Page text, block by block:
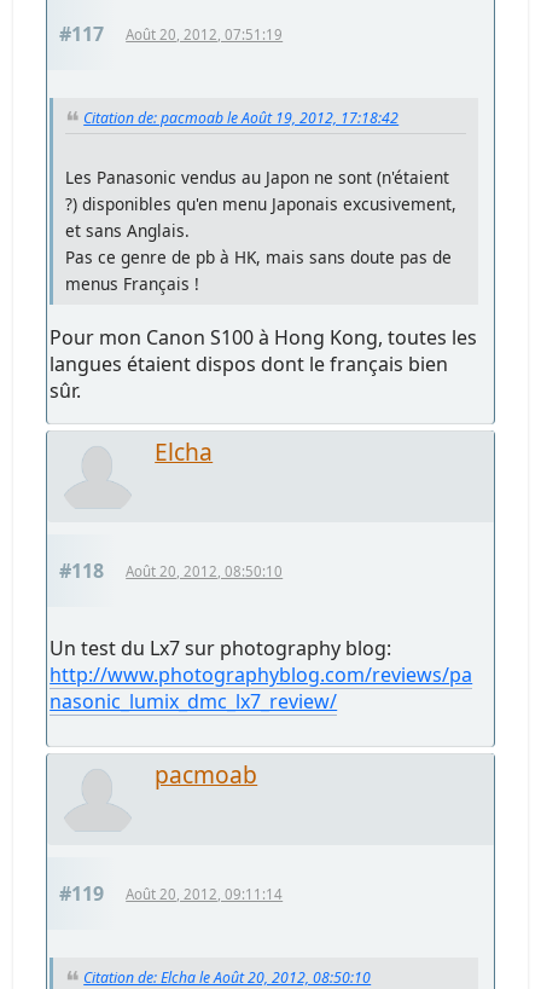
#117 Août 20, 2012, 07:51:19
Citation de: pacmoab le Août 19, 2012, 17:18:42
Les Panasonic vendus au Japon ne sont (n'étaient
?) disponibles qu'en menu Japonais excusivement,
et sans Anglais.
Pas ce genre de pb à HK, mais sans doute pas de
menus Français !
Pour mon Canon S100 à Hong Kong, toutes les
langues étaient dispos dont le français bien
sûr.
Elcha
#118 Août 20, 2012, 08:50:10
Un test du Lx7 sur photography blog:
http://www.photographyblog.com/reviews/pa
nasonic_lumix_dmc_lx7_review/
pacmoab
#119 Août 20, 2012, 09:11:14
Citation de: Elcha le Août 20, 2012, 08:50:10